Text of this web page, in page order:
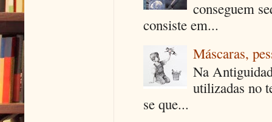
conseguem
consiste em...
Máscaras,
Na
utilizadas no
se que...